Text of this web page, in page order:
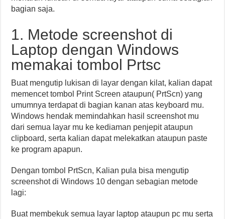
bagian saja.
1. Metode screenshot di
Laptop dengan Windows
memakai tombol Prtsc
Buat mengutip lukisan di layar dengan kilat, kalian dapat
memencet tombol Print Screen ataupun( PrtScn) yang
umumnya terdapat di bagian kanan atas keyboard mu.
Windows hendak memindahkan hasil screenshot mu
dari semua layar mu ke kediaman penjepit ataupun
clipboard, serta kalian dapat melekatkan ataupun paste
ke program apapun.
Dengan tombol PrtScn, Kalian pula bisa mengutip
screenshot di Windows 10 dengan sebagian metode
lagi:
Buat membekuk semua layar laptop ataupun pc mu serta